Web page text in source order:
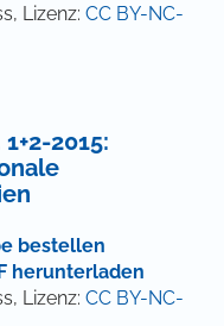
Lizenz: CC BY-NC-
2015:
bestellen
herunterladen
Lizenz: CC BY-NC-